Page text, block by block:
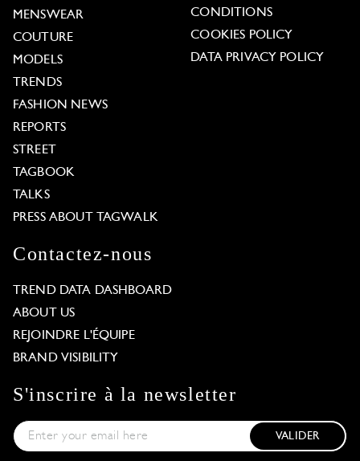
MENSWEAR
COUTURE
MODELS
TRENDS
FASHION NEWS
REPORTS
STREET
TAGBOOK
TALKS
PRESS ABOUT TAGWALK
CONDITIONS
COOKIES POLICY
DATA PRIVACY POLICY
Contactez-nous
TREND DATA DASHBOARD
ABOUT US
REJOINDRE L'ÉQUIPE
BRAND VISIBILITY
S'inscrire à la newsletter
VALIDER